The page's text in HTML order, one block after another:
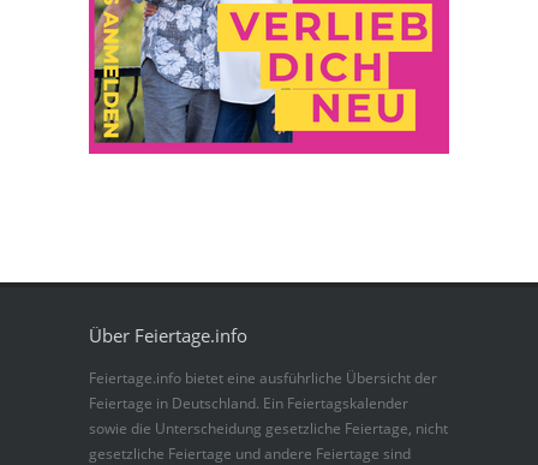
Über Feiertage.info
Feiertage.info bietet eine ausführliche Übersicht der
Feiertage in Deutschland. Ein Feiertagskalender
sowie die Unterscheidung gesetzliche Feiertage, nicht
gesetzliche Feiertage und andere Feiertage sind